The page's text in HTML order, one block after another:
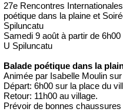
27e Rencontres
poétique dans la plaine et
Spiluncatu
Samedi 9 août à partir de 6h00
U Spiluncatu
Balade poétique dans la
Animée par Isabelle Moulin
Départ: 6h00 sur la place du
Retour: 11h00 au village.
Prévoir de bonnes